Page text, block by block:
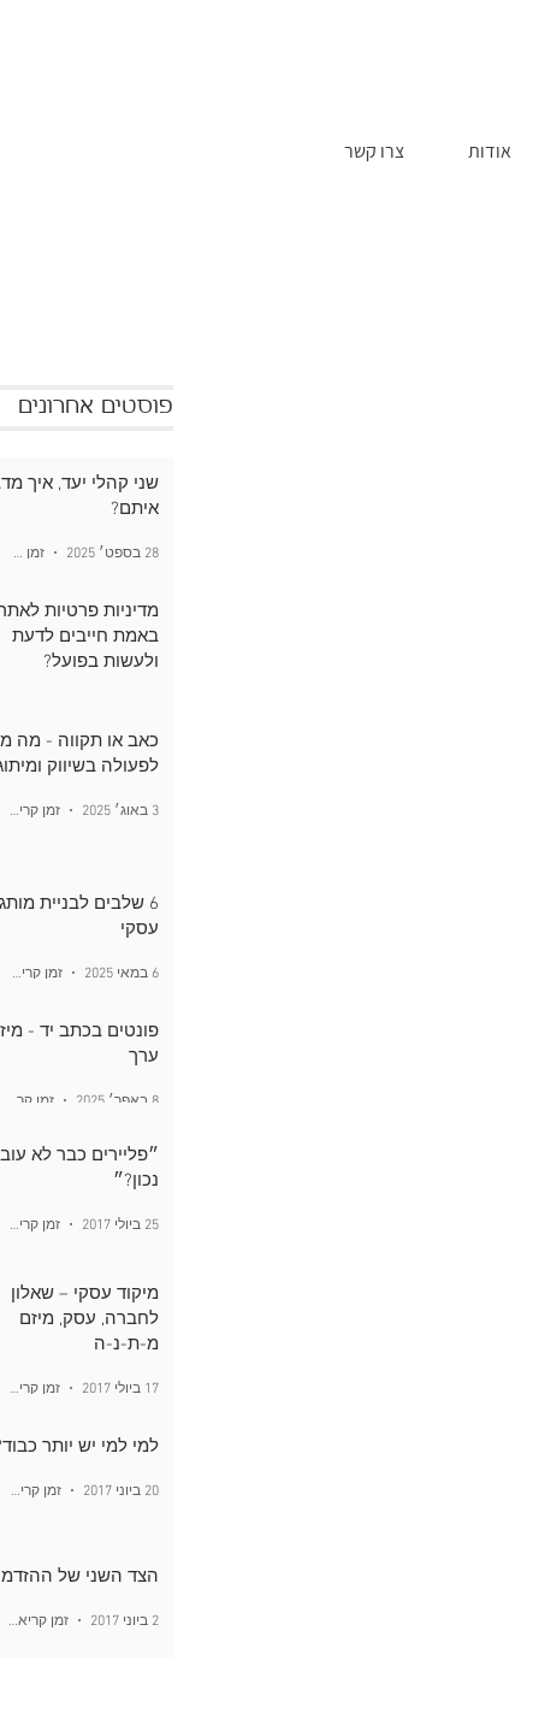
אודות צרו קשר
פוסטים אחרונים
שני קהלי יעד, איך
איתם?
28 בספט׳ 2025 זמן קריאה 2 דקות
מדיניות פרטיות
באמת חייבים לדעת
ולעשות בפועל?
כאב או תקווה - מה
לפעולה בשיווק
3 באוג׳ 2025 זמן קריאה 4 דקות
6 שלבים לבניית מותג
עסקי
6 במאי 2025 זמן קריאה 2 דקות
פונטים בכתב יד -
ערך
8 באפר׳ 2025
״פליירים כבר לא
נכון?״
25 ביולי 2017 זמן קריאה 1 דקות
מיקוד עסקי – שאלון
לחברה, עסק, מיזם
מ-ת-נ-ה
17 ביולי 2017 זמן קריאה 1 דקות
למי למי יש יותר
20 ביוני 2017 זמן קריאה 2 דקות
הצד השני של
2 ביוני 2017 זמן קריאה 1 דקות